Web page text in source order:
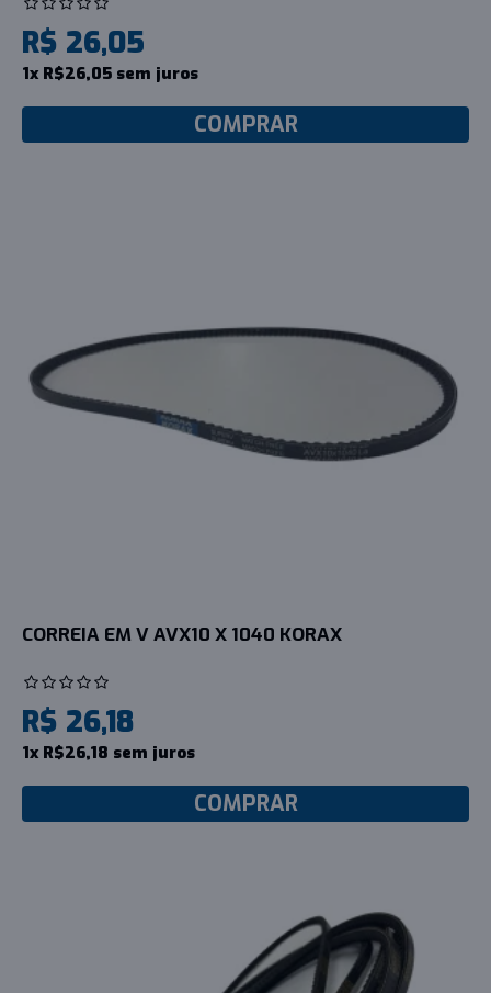
R$ 26,05
1x R$26,05 sem juros
COMPRAR
CORREIA EM V AVX10 X 1040 KORAX
R$ 26,18
1x R$26,18 sem juros
COMPRAR